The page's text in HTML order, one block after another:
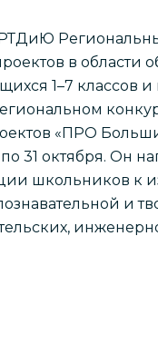
в области
1–7 классов и
«ПРО
по 31 октября. Он
школьников к
и